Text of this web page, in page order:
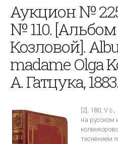
Аукцион №
№ 110.
Козловой].
madame Olga
А. Гатцука, 1883.
[2], 180, V
на русском
тиснением